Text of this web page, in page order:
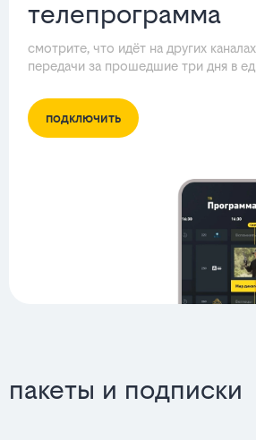
телепрограмма
смотрите, что идёт на других
передачи за прошедшие три дня в
подключить
пакеты и подписки